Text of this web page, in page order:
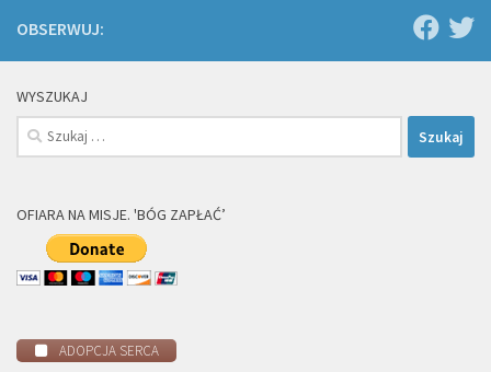
OBSERWUJ:
WYSZUKAJ
Szukaj:
OFIARA NA MISJE. 'BÓG ZAPŁAĆ’
ADOPCJA SERCA